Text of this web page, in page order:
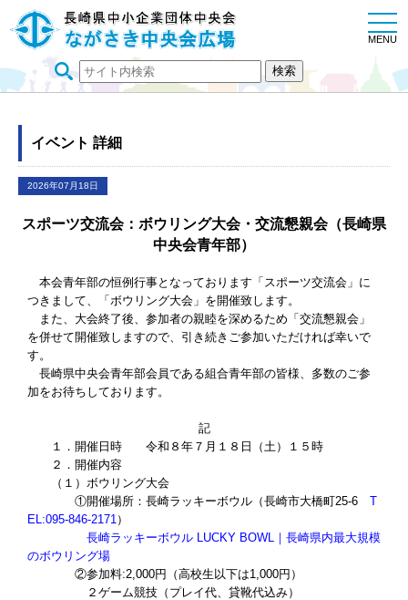
MENU
イベント 詳細
2026年07月18日
スポーツ交流会：ボウリング大会・交流懇親会（長崎県
中央会青年部）
本会青年部の恒例行事となっております「スポーツ交流会」に
つきまして、「ボウリング大会」を開催致します。
また、大会終了後、参加者の親睦を深めるため「交流懇親会」
を併せて開催致しますので、引き続きご参加いただければ幸いで
す。
長崎県中央会青年部会員である組合青年部の皆様、多数のご参
加をお待ちしております。
記
１．開催日時 令和８年７月１８日（土）１５時
２．開催内容
（１）ボウリング大会
①開催場所：長崎ラッキーボウル（長崎市大橋町25-6 T
EL:095-846-2171 ）
長崎ラッキーボウル LUCKY BOWL｜長崎県内最大規模
のボウリング場
②参加料:2,000円（高校生以下は1,000円）
２ゲーム競技（プレイ代、貸靴代込み）